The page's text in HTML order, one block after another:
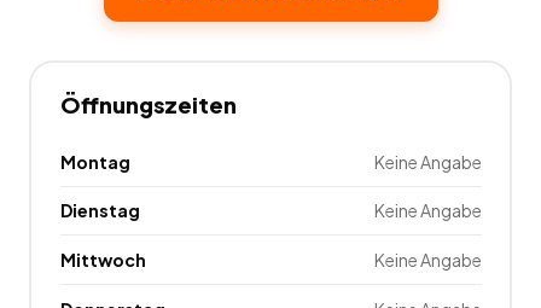
Öffnungszeiten
Montag Keine Angabe
Dienstag Keine Angabe
Mittwoch Keine Angabe